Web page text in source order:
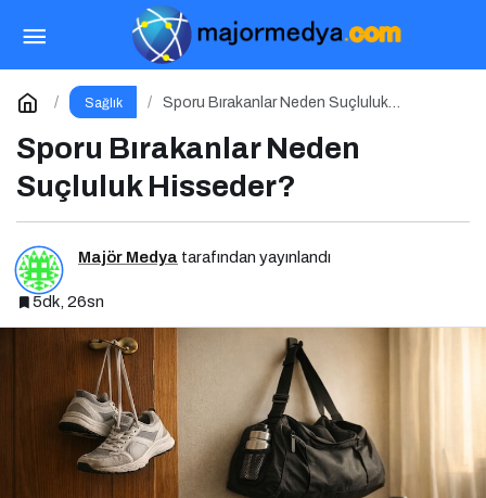
Sağlık
Sporu Bırakanlar Neden Suçluluk
Sporu Bırakanlar Neden
Suçluluk Hisseder?
Majör Medya tarafından yayınlandı
5dk, 26sn
Haftada 5 Gün Spor Yapmak Gerçekten
Sağlıklı mı?
Yorum Yap